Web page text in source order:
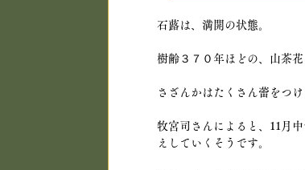
石蕗は、満開の状態。
樹齢３７０年ほどの、山茶花
さざんかはたくさん蕾をつ
牧宮司さんによると、11月
えしていくそうです。